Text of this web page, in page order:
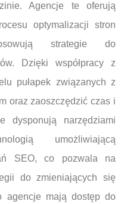
Agencje te oferują
optymalizacji stron
strategie do
Dzięki współpracy z
pułapek związanych z
oraz zaoszczędzić czas i
dysponują narzędziami
umożliwiającą
SEO, co pozwala na
do zmieniających się
agencje mają dostęp do